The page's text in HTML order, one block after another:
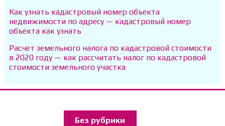
Как узнать кадастровый номер объекта
недвижимости по адресу — кадастровый номер
объекта как узнать
Расчет земельного налога по кадастровой стоимости
в 2020 году — как рассчитать налог по кадастровой
стоимости земельного участка
Без рубрики